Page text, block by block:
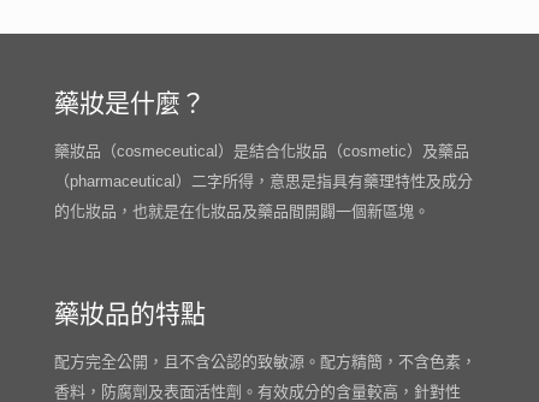
藥妝是什麼？
藥妝品（cosmeceutical）是結合化妝品（cosmetic）及藥品
（pharmaceutical）二字所得，意思是指具有藥理特性及成分
的化妝品，也就是在化妝品及藥品間開闢一個新區塊。
藥妝品的特點
配方完全公開，且不含公認的致敏源。配方精簡，不含色素，
香料，防腐劑及表面活性劑。有效成分的含量較高，針對性